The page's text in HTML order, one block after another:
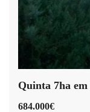
Quinta 7ha
684.000€